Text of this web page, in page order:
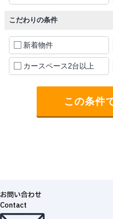
こだわりの条件
新着物件
カースペース2台以上
お問い合わせ
Contact